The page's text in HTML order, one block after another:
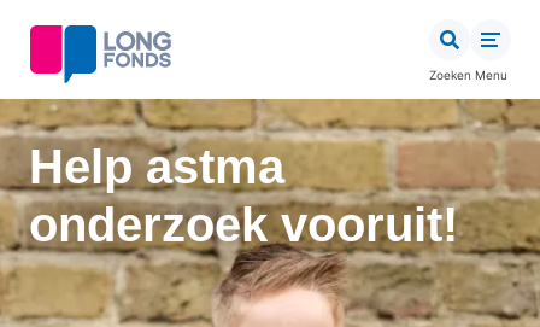
inhoud
gaan
Zoeken Menu
Help astma
onderzoek vooruit!